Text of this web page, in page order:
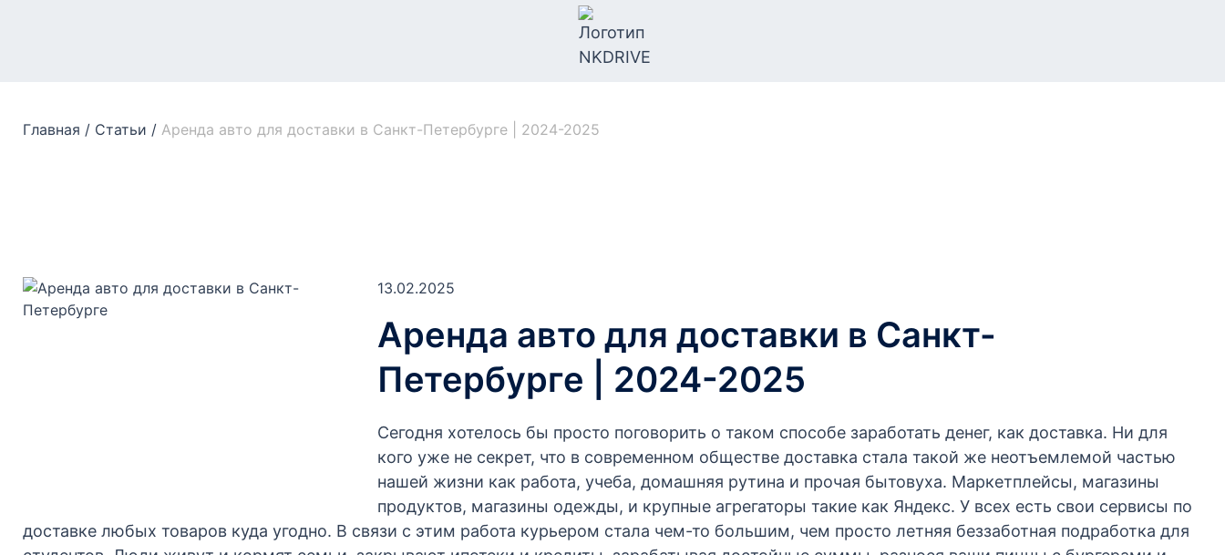
Главная / Статьи / Аренда авто для доставки в Санкт-Петербурге | 2024-2025
13.02.2025
Аренда авто для доставки в Санкт-
Петербурге | 2024-2025
Сегодня хотелось бы просто поговорить о таком способе заработать денег, как доставка. Ни для
кого уже не секрет, что в современном обществе доставка стала такой же неотъемлемой частью
нашей жизни как работа, учеба, домашняя рутина и прочая бытовуха. Маркетплейсы, магазины
продуктов, магазины одежды, и крупные агрегаторы такие как Яндекс. У всех есть свои сервисы по
доставке любых товаров куда угодно. В связи с этим работа курьером стала чем-то большим, чем просто летняя беззаботная подработка для